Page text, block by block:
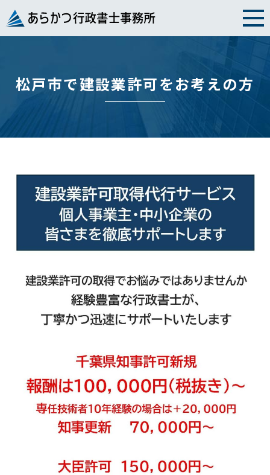
Skip
to
content
松戸市で建設業許可をお考えの方